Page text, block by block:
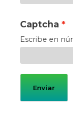
Captcha
Escribe en
Enviar